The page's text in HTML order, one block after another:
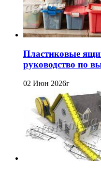
Пластиковые
руководство по
02 Июн 2026г